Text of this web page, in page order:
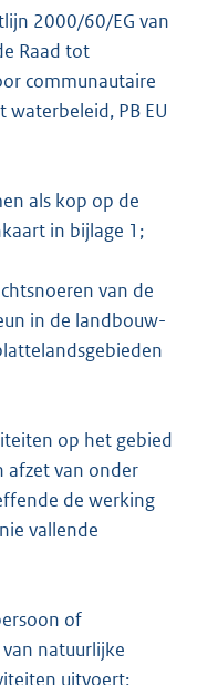
2000/60/EG van
Raad tot
communautaire
PB EU
als kop op de
in bijlage 1;
van de
in de landbouw-
op het gebied
afzet van onder
de werking
vallende
of
natuurlijke
uitvoert;